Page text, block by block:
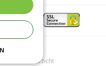
Kolbach
Overzicht